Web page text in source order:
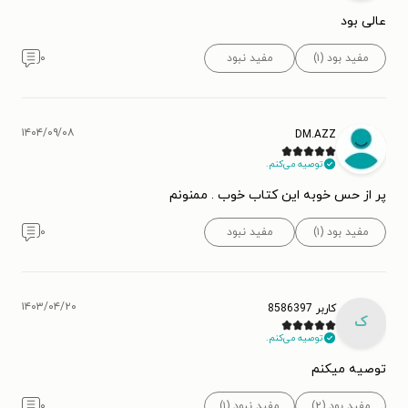
عالی بود
مفید بود (۱) مفید نبود ۰
DM.AZZ
توصیه می‌کنم.
۱۴۰۴/۰۹/۰۸
پر از حس خوبه این کتاب خوب . ممنونم
مفید بود (۱) مفید نبود ۰
ک
کاربر 8586397
توصیه می‌کنم.
۱۴۰۳/۰۴/۲۰
توصیه میکنم